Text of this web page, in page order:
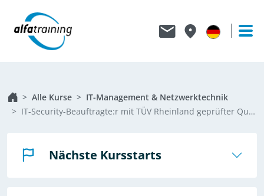
Alle Kurse
IT-Management & Netzwerktechnik
IT-Security-Beauftragte:r mit TÜV Rheinland geprüfter Qualifikation
Nächste Kursstarts